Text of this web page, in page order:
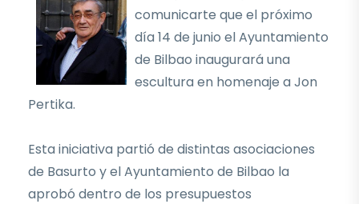
comunicarte que el próximo
día 14 de junio el Ayuntamiento
de Bilbao inaugurará una
escultura en homenaje a Jon
Pertika.
Esta iniciativa partió de distintas asociaciones
de Basurto y el Ayuntamiento de Bilbao la
aprobó dentro de los presupuestos